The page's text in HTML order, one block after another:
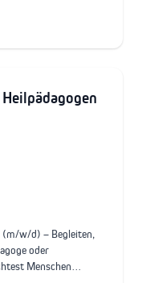
(m/w/d) – Begleiten,
oder
Menschen…